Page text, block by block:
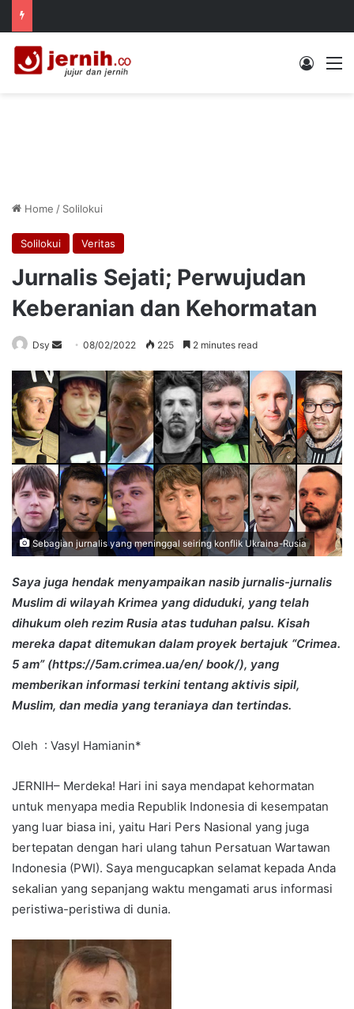
Log In
Home / Solilokui
Solilokui Veritas
Jurnalis Sejati; Perwujudan
Keberanian dan Kehormatan
Dsy
Send
email
08/02/2022 225 2 minutes read
Sebagian jurnalis yang meninggal seiring konflik Ukraina-Rusia
Saya juga hendak menyampaikan nasib jurnalis-jurnalis
Muslim di wilayah Krimea yang diduduki, yang telah
dihukum oleh rezim Rusia atas tuduhan palsu. Kisah
mereka dapat ditemukan dalam proyek bertajuk “Crimea.
5 am” (https://5am.crimea.ua/en/ book/), yang
memberikan informasi terkini tentang aktivis sipil,
Muslim, dan media yang teraniaya dan tertindas.
Oleh : Vasyl Hamianin*
JERNIH– Merdeka! Hari ini saya mendapat kehormatan
untuk menyapa media Republik Indonesia di kesempatan
yang luar biasa ini, yaitu Hari Pers Nasional yang juga
bertepatan dengan hari ulang tahun Persatuan Wartawan
Indonesia (PWI). Saya mengucapkan selamat kepada Anda
sekalian yang sepanjang waktu mengamati arus informasi
peristiwa-peristiwa di dunia.